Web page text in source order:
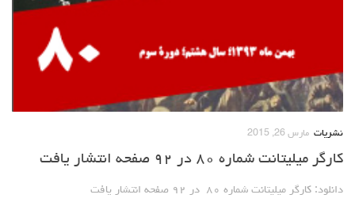
نشریات مارس 26, 2015
کارگر میلیتانت شماره ۸۰ در ۹۲ صفحه انتشار یافت
دانلود: کارگر میلیتانت شماره ۸۰ در ۹۲ صفحه انتشار یافت